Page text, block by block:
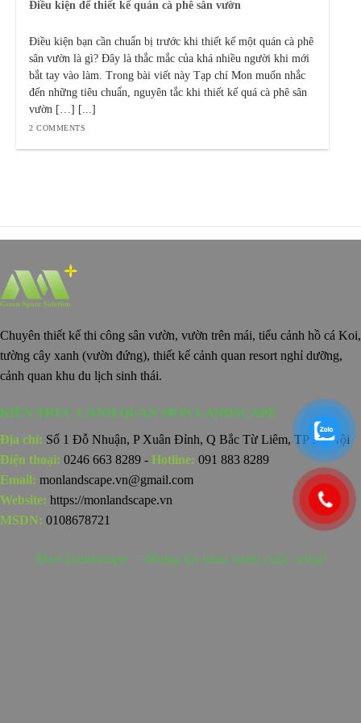
Điều kiện để thiết kế quán cà phê sân vườn
Điều kiện bạn cần chuẩn bị trước khi thiết kế một quán cà phê
sân vườn là gì? Đây là thắc mắc của khá nhiều người khi mới
bắt tay vào làm. Trong bài viết này Tạp chí Mon muốn nhắc
đến những tiêu chuẩn, nguyên tắc khi thiết kế quá cà phê sân
vườn […] [...]
2 COMMENTS
Chuyên thiết kế thi công sân vườn, vườn trên mái, tiểu cảnh hồ cá Koi,
tường cây xanh (vườn đứng), thiết kế cảnh quan resort nghỉ dưỡng,
cảnh quan khu du lịch sinh thái.
KIẾN TRÚC CẢNH QUAN MON LANDSCAPE
Địa chỉ: Số 1 Đỗ Nhuận, P Xuân Đỉnh, Q Bắc Từ Liêm, TP Hà Nội
Điện thoại: 0246 663 8289 - Hotline: 091 883 8289
Email: monlandscape.vn@gmail.com
Website: https://monlandscape.vn
MSDN: 0108678721
Mon Landscape - Mang lại màu xanh cuộc sống!